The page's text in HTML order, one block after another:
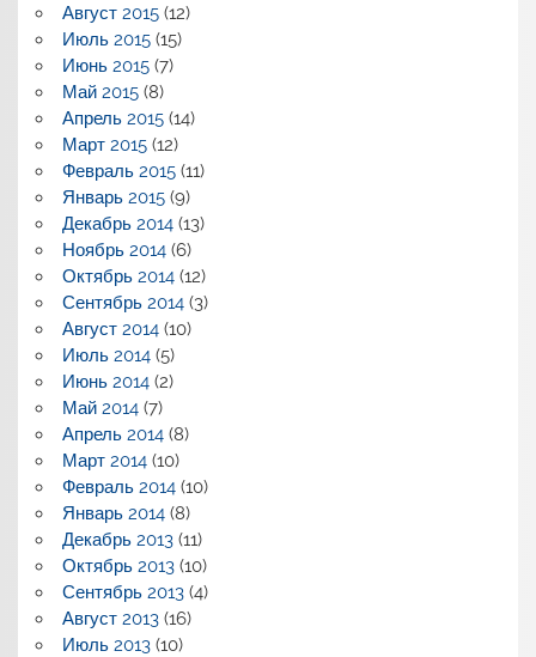
Август 2015(12)
Июль 2015(15)
Июнь 2015(7)
Май 2015(8)
Апрель 2015(14)
Март 2015(12)
Февраль 2015(11)
Январь 2015(9)
Декабрь 2014(13)
Ноябрь 2014(6)
Октябрь 2014(12)
Сентябрь 2014(3)
Август 2014(10)
Июль 2014(5)
Июнь 2014(2)
Май 2014(7)
Апрель 2014(8)
Март 2014(10)
Февраль 2014(10)
Январь 2014(8)
Декабрь 2013(11)
Октябрь 2013(10)
Сентябрь 2013(4)
Август 2013(16)
Июль 2013(10)